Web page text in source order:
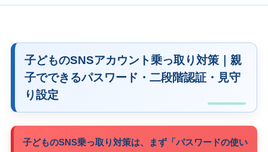
子どものSNSアカウント乗っ取り対策｜親
子でできるパスワード・二段階認証・見守
り設定
子どものSNS乗っ取り対策は、まず「パスワードの使い